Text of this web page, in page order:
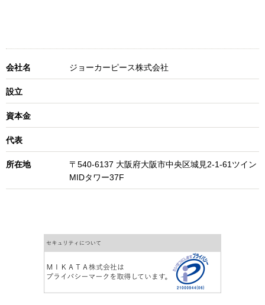
会社名 ジョーカーピース株式会社
設立
資本金
代表
所在地
〒540-6137 大阪府大阪市中央区城見2-1-61ツイン
MIDタワー37F